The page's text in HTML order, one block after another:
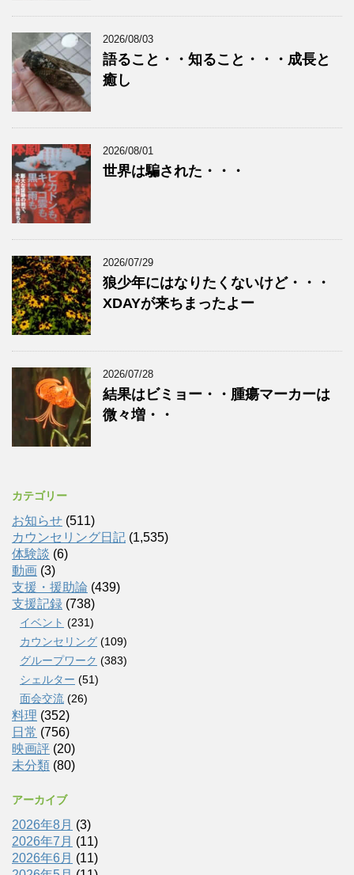
2026/08/03
語ること・・知ること・・・成長と
癒し
2026/08/01
世界は騙された・・・
2026/07/29
狼少年にはなりたくないけど・・・
XDAYが来ちまったよー
2026/07/28
結果はビミョー・・腫瘍マーカーは
微々増・・
カテゴリー
お知らせ (511)
カウンセリング日記 (1,535)
体験談 (6)
動画 (3)
支援・援助論 (439)
支援記録 (738)
イベント (231)
カウンセリング (109)
グループワーク (383)
シェルター (51)
面会交流 (26)
料理 (352)
日常 (756)
映画評 (20)
未分類 (80)
アーカイブ
2026年8月 (3)
2026年7月 (11)
2026年6月 (11)